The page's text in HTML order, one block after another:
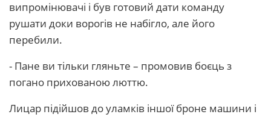
випромінювачі і був готовий дати команду
рушати доки ворогів не набігло, але його
перебили.
- Пане ви тільки гляньте – промовив боєць з
погано прихованою люттю.
Лицар підійшов до уламків іншої броне машини і